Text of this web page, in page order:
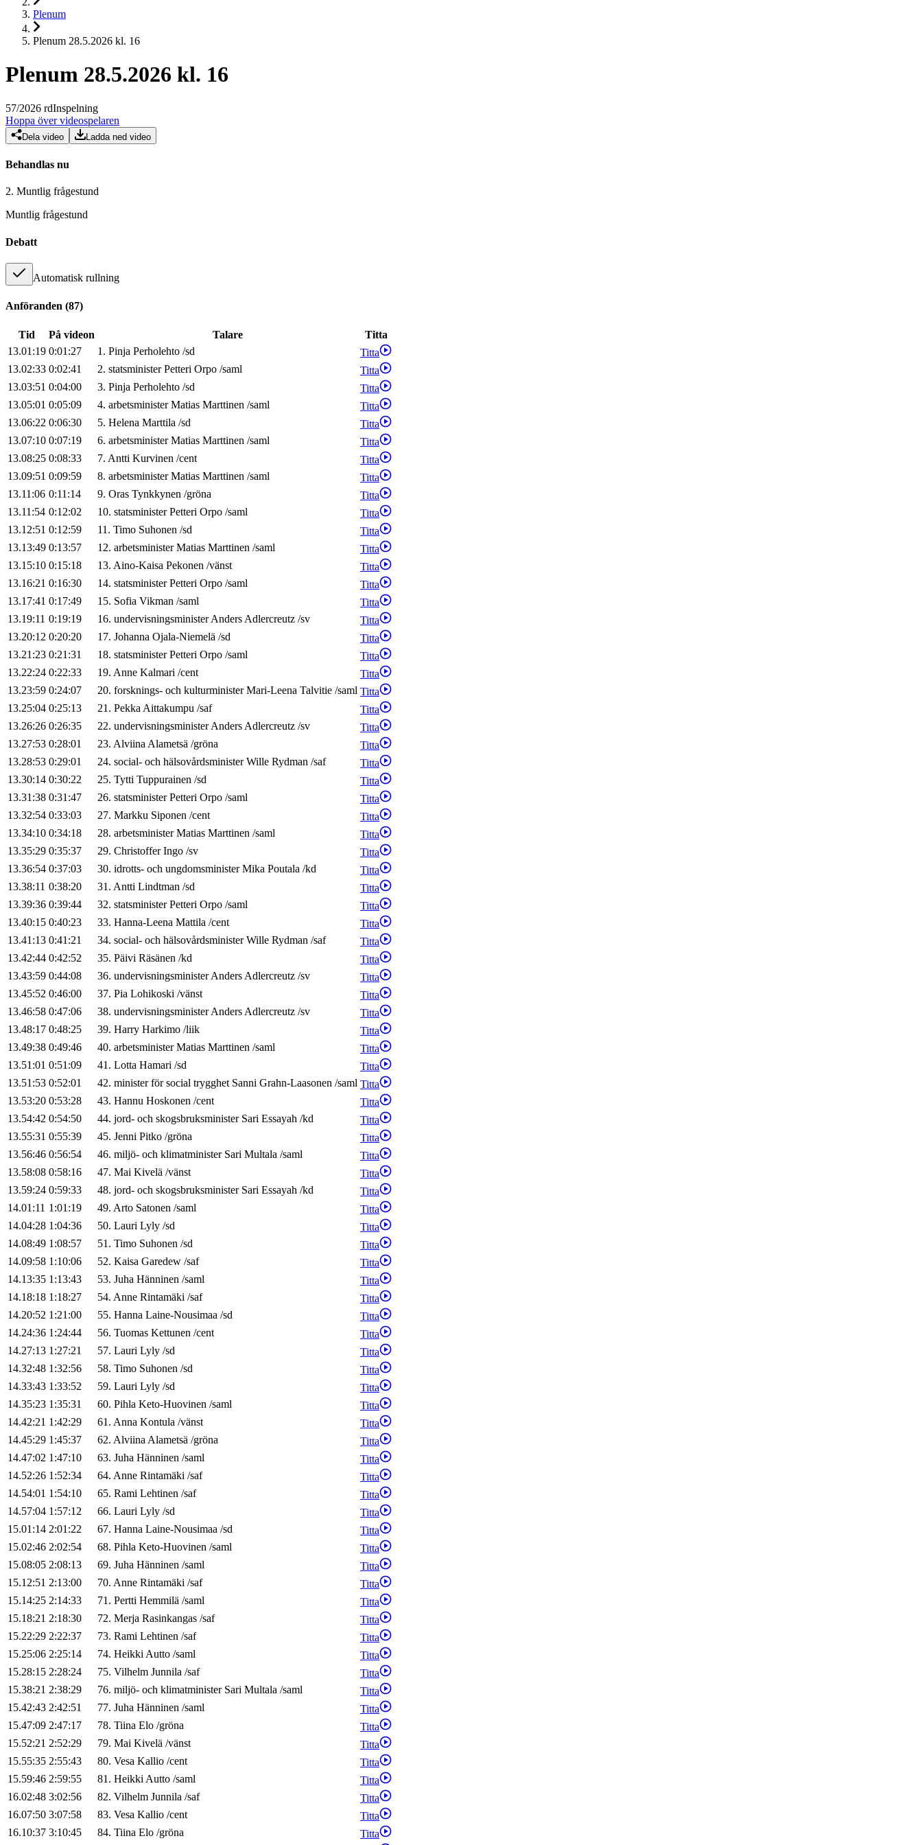
Plenum
Plenum 28.5.2026 kl. 16
Plenum 28.5.2026 kl. 16
57/2026 rdInspelning
Hoppa över videospelaren
Dela video Ladda ned video
Behandlas nu
2. Muntlig frågestund
Muntlig frågestund
Debatt
Automatisk rullning
Anföranden (87)
Tid På videon Talare
Titta
13.01:19 0:01:27 1. Pinja Perholehto /sd
Titta
13.02:33 0:02:41 2. statsminister Petteri Orpo /saml
Titta
13.03:51 0:04:00 3. Pinja Perholehto /sd
Titta
13.05:01 0:05:09 4. arbetsminister Matias Marttinen /saml
Titta
13.06:22 0:06:30 5. Helena Marttila /sd
Titta
13.07:10 0:07:19 6. arbetsminister Matias Marttinen /saml
Titta
13.08:25 0:08:33 7. Antti Kurvinen /cent
Titta
13.09:51 0:09:59 8. arbetsminister Matias Marttinen /saml
Titta
13.11:06 0:11:14 9. Oras Tynkkynen /gröna
Titta
13.11:54 0:12:02 10. statsminister Petteri Orpo /saml
Titta
13.12:51 0:12:59 11. Timo Suhonen /sd
Titta
13.13:49 0:13:57 12. arbetsminister Matias Marttinen /saml
Titta
13.15:10 0:15:18 13. Aino-Kaisa Pekonen /vänst
Titta
13.16:21 0:16:30 14. statsminister Petteri Orpo /saml
Titta
13.17:41 0:17:49 15. Sofia Vikman /saml
Titta
13.19:11 0:19:19 16. undervisningsministerAndersAdlercreutz /sv
Titta
13.20:12 0:20:20 17. Johanna Ojala-Niemelä /sd
Titta
13.21:23 0:21:31 18. statsminister Petteri Orpo /saml
Titta
13.22:24 0:22:33 19. Anne Kalmari /cent
Titta
13.23:59 0:24:07 20. forsknings- och kulturminister Mari-Leena Talvitie /saml Titta
13.25:04 0:25:13 21. PekkaAittakumpu /saf
Titta
13.26:26 0:26:35 22. undervisningsministerAndersAdlercreutz /sv
Titta
13.27:53 0:28:01 23. AlviinaAlametsä /gröna
Titta
13.28:53 0:29:01 24. social- och hälsovårdsminister Wille Rydman /saf
Titta
13.30:14 0:30:22 25. Tytti Tuppurainen /sd
Titta
13.31:38 0:31:47 26. statsminister Petteri Orpo /saml
Titta
13.32:54 0:33:03 27. Markku Siponen /cent
Titta
13.34:10 0:34:18 28. arbetsminister Matias Marttinen /saml
Titta
13.35:29 0:35:37 29. Christoffer Ingo /sv
Titta
13.36:54 0:37:03 30. idrotts- och ungdomsminister Mika Poutala /kd
Titta
13.38:11 0:38:20 31. Antti Lindtman /sd
Titta
13.39:36 0:39:44 32. statsminister Petteri Orpo /saml
Titta
13.40:15 0:40:23 33. Hanna-Leena Mattila /cent
Titta
13.41:13 0:41:21 34. social- och hälsovårdsminister Wille Rydman /saf
Titta
13.42:44 0:42:52 35. Päivi Räsänen /kd
Titta
13.43:59 0:44:08 36. undervisningsministerAndersAdlercreutz /sv
Titta
13.45:52 0:46:00 37. Pia Lohikoski /vänst
Titta
13.46:58 0:47:06 38. undervisningsministerAndersAdlercreutz /sv
Titta
13.48:17 0:48:25 39. Harry Harkimo /liik
Titta
13.49:38 0:49:46 40. arbetsminister Matias Marttinen /saml
Titta
13.51:01 0:51:09 41. Lotta Hamari /sd
Titta
13.51:53 0:52:01 42. minister för social trygghet Sanni Grahn-Laasonen /saml Titta
13.53:20 0:53:28 43. Hannu Hoskonen /cent
Titta
13.54:42 0:54:50 44. jord- och skogsbruksminister Sari Essayah /kd
Titta
13.55:31 0:55:39 45. Jenni Pitko /gröna
Titta
13.56:46 0:56:54 46. miljö- och klimatminister Sari Multala /saml
Titta
13.58:08 0:58:16 47. Mai Kivelä /vänst
Titta
13.59:24 0:59:33 48. jord- och skogsbruksminister Sari Essayah /kd
Titta
14.01:11 1:01:19 49. Arto Satonen /saml
Titta
14.04:28 1:04:36 50. Lauri Lyly /sd
Titta
14.08:49 1:08:57 51. Timo Suhonen /sd
Titta
14.09:58 1:10:06 52. Kaisa Garedew /saf
Titta
14.13:35 1:13:43 53. Juha Hänninen /saml
Titta
14.18:18 1:18:27 54. Anne Rintamäki /saf
Titta
14.20:52 1:21:00 55. Hanna Laine-Nousimaa /sd
Titta
14.24:36 1:24:44 56. Tuomas Kettunen /cent
Titta
14.27:13 1:27:21 57. Lauri Lyly /sd
Titta
14.32:48 1:32:56 58. Timo Suhonen /sd
Titta
14.33:43 1:33:52 59. Lauri Lyly /sd
Titta
14.35:23 1:35:31 60. Pihla Keto-Huovinen /saml
Titta
14.42:21 1:42:29 61. Anna Kontula /vänst
Titta
14.45:29 1:45:37 62. AlviinaAlametsä /gröna
Titta
14.47:02 1:47:10 63. Juha Hänninen /saml
Titta
14.52:26 1:52:34 64. Anne Rintamäki /saf
Titta
14.54:01 1:54:10 65. Rami Lehtinen /saf
Titta
14.57:04 1:57:12 66. Lauri Lyly /sd
Titta
15.01:14 2:01:22 67. Hanna Laine-Nousimaa /sd
Titta
15.02:46 2:02:54 68. Pihla Keto-Huovinen /saml
Titta
15.08:05 2:08:13 69. Juha Hänninen /saml
Titta
15.12:51 2:13:00 70. Anne Rintamäki /saf
Titta
15.14:25 2:14:33 71. Pertti Hemmilä /saml
Titta
15.18:21 2:18:30 72. Merja Rasinkangas /saf
Titta
15.22:29 2:22:37 73. Rami Lehtinen /saf
Titta
15.25:06 2:25:14 74. HeikkiAutto /saml
Titta
15.28:15 2:28:24 75. Vilhelm Junnila /saf
Titta
15.38:21 2:38:29 76. miljö- och klimatminister Sari Multala /saml
Titta
15.42:43 2:42:51 77. Juha Hänninen /saml
Titta
15.47:09 2:47:17 78. Tiina Elo /gröna
Titta
15.52:21 2:52:29 79. Mai Kivelä /vänst
Titta
15.55:35 2:55:43 80. Vesa Kallio /cent
Titta
15.59:46 2:59:55 81. HeikkiAutto /saml
Titta
16.02:48 3:02:56 82. Vilhelm Junnila /saf
Titta
16.07:50 3:07:58 83. Vesa Kallio /cent
Titta
16.10:37 3:10:45 84. Tiina Elo /gröna
Titta